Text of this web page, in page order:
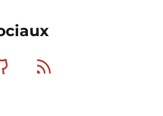
Github